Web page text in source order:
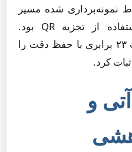
نمونه‌برداری شده مسیر
بود. بهینه‌سازی عددی، استفاده از تجزیه QR بود.
اعتبارسنجی افزایش سرعت ۲۳ برابری با حفظ دقت را
کرد.
و